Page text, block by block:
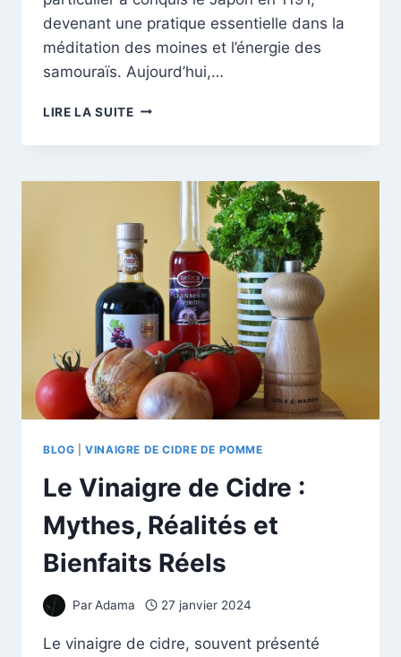
devenant une pratique essentielle dans la
méditation des moines et l’énergie des
samouraïs. Aujourd’hui,…
LIRE LA SUITEDÉCOUVREZ
SECRETS
DU
MATCHA
BLOG |VINAIGRE DE CIDRE DE POMME
Le Vinaigre de Cidre :
Mythes, Réalités et
Bienfaits Réels
ParAdama 27 janvier 2024
Le vinaigre de cidre, souvent présenté